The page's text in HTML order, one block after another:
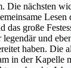
Die nächsten
Lesen
das große
und
haben. Die
in der Kapelle